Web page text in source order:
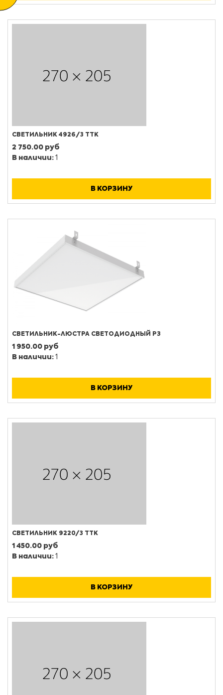
СВЕТИЛЬНИК 4926/3 ТТК
2 750.00 руб
В наличии: 1
В КОРЗИНУ
СВЕТИЛЬНИК-ЛЮСТРА СВЕТОДИОДНЫЙ РЗ
1 950.00 руб
В наличии: 1
В КОРЗИНУ
СВЕТИЛЬНИК 9220/3 ТТК
1 450.00 руб
В наличии: 1
В КОРЗИНУ